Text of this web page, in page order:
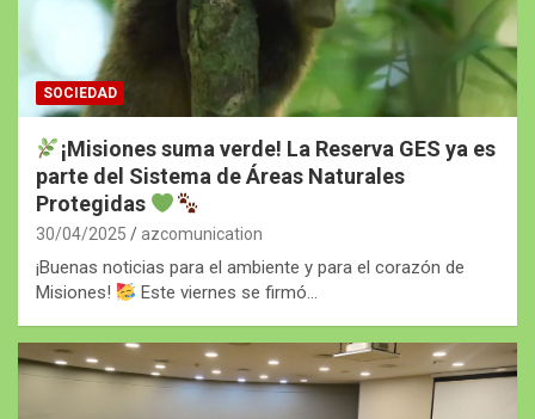
SOCIEDAD
¡Misiones suma verde! La Reserva GES ya es
parte del Sistema de Áreas Naturales
Protegidas
30/04/2025 azcomunication
¡Buenas noticias para el ambiente y para el corazón de
Misiones!
Este viernes se firmó…